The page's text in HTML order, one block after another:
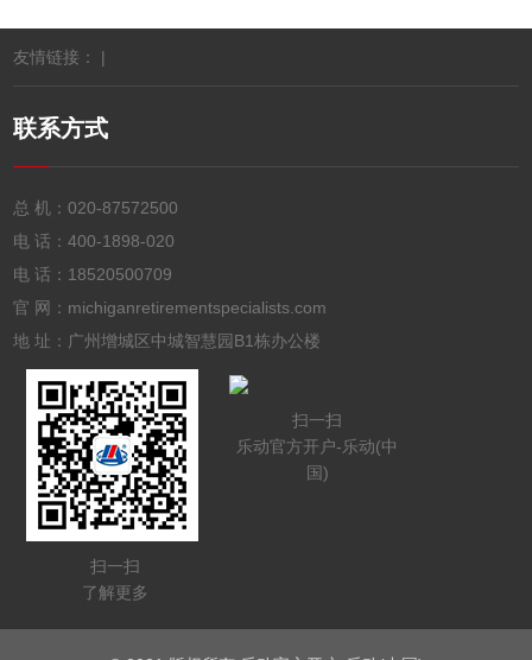
友情链接： |
联系方式
总 机：020-87572500
电 话：400-1898-020
电 话： 18520500709
官 网：michiganretirementspecialists.com
地 址：广州增城区中城智慧园B1栋办公楼
扫一扫
了解更多
扫一扫
乐动官方开户-乐动(中
国)